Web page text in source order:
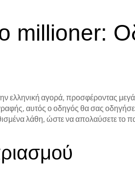
millioner:
ελληνική αγορά, προσφέροντας
αυτός ο οδηγός θα σας
λάθη, ώστε να απολαύσετε το